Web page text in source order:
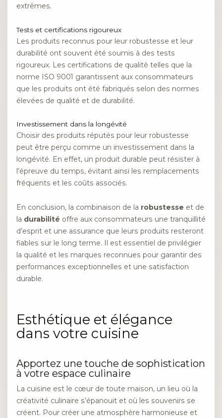
extrêmes.
Tests et certifications rigoureux
Les produits reconnus pour leur robustesse et leur
durabilité ont souvent été soumis à des tests
rigoureux. Les certifications de qualité telles que la
norme ISO 9001 garantissent aux consommateurs
que les produits ont été fabriqués selon des normes
élevées de qualité et de durabilité.
Investissement dans la longévité
Choisir des produits réputés pour leur robustesse
peut être perçu comme un investissement dans la
longévité. En effet, un produit durable peut résister à
l’épreuve du temps, évitant ainsi les remplacements
fréquents et les coûts associés.
En conclusion, la combinaison de la robustesse et de
la durabilité offre aux consommateurs une tranquillité
d’esprit et une assurance que leurs produits resteront
fiables sur le long terme. Il est essentiel de privilégier
la qualité et les marques reconnues pour garantir des
performances exceptionnelles et une satisfaction
durable.
Esthétique et élégance
dans votre cuisine
Apportez une touche de sophistication
à votre espace culinaire
La cuisine est le cœur de toute maison, un lieu où la
créativité culinaire s’épanouit et où les souvenirs se
créent. Pour créer une atmosphère harmonieuse et